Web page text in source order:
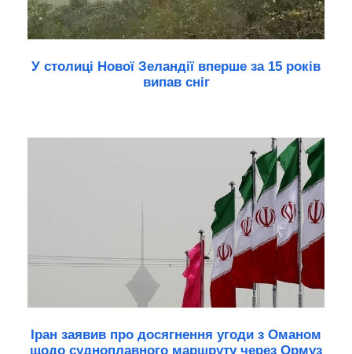
У столиці Нової Зеландії вперше за 15 років
випав сніг
Іран заявив про досягнення угоди з Оманом
щодо судноплавного маршруту через Ормуз